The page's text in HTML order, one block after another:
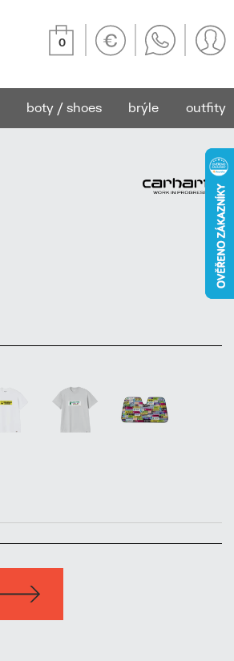
0
boty / shoes brýle outfity